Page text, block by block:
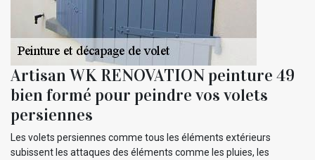
Artisan WK RENOVATION peinture 49
bien formé pour peindre vos volets
persiennes
Les volets persiennes comme tous les éléments extérieurs
subissent les attaques des éléments comme les pluies, les